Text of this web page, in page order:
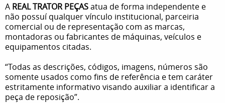
A REAL TRATOR PEÇASatua de forma independente e
não possuí qualquer vínculo institucional, parceiria
comercial ou de representação com as marcas,
montadoras ou fabricantes de máquinas, veículos e
equipamentos citadas.
“Todas as descrições, códigos, imagens, números são
somente usados como fins de referência e tem caráter
estritamente informativo visando auxiliar a identificar a
peça de reposição”.